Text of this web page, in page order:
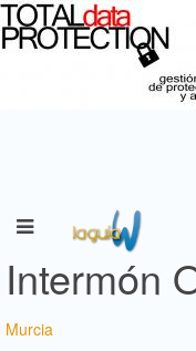
Intermón
Murcia